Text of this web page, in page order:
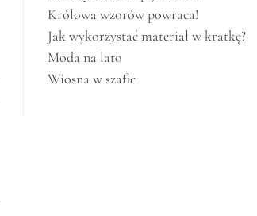
Królowa wzorów powraca!
Jak wykorzystać materiał w kratkę?
Moda na lato
Wiosna w szafie